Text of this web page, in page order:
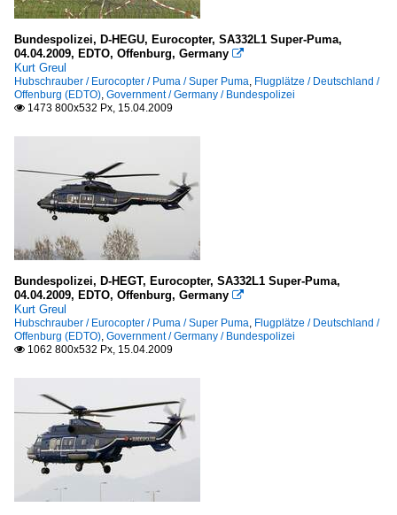
Bundespolizei, D-HEGU, Eurocopter, SA332L1 Super-Puma,
04.04.2009, EDTO, Offenburg, Germany 
Kurt Greul
Hubschrauber / Eurocopter / Puma / Super Puma, Flugplätze / Deutschland /
Offenburg (EDTO), Government / Germany / Bundespolizei
 1473 800x532 Px, 15.04.2009
Bundespolizei, D-HEGT, Eurocopter, SA332L1 Super-Puma,
04.04.2009, EDTO, Offenburg, Germany 
Kurt Greul
Hubschrauber / Eurocopter / Puma / Super Puma, Flugplätze / Deutschland /
Offenburg (EDTO), Government / Germany / Bundespolizei
 1062 800x532 Px, 15.04.2009